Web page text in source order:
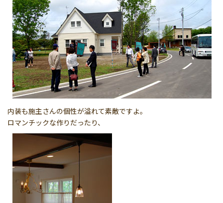
内装も施主さんの個性が溢れて素敵ですよ。
ロマンチックな作りだったり、